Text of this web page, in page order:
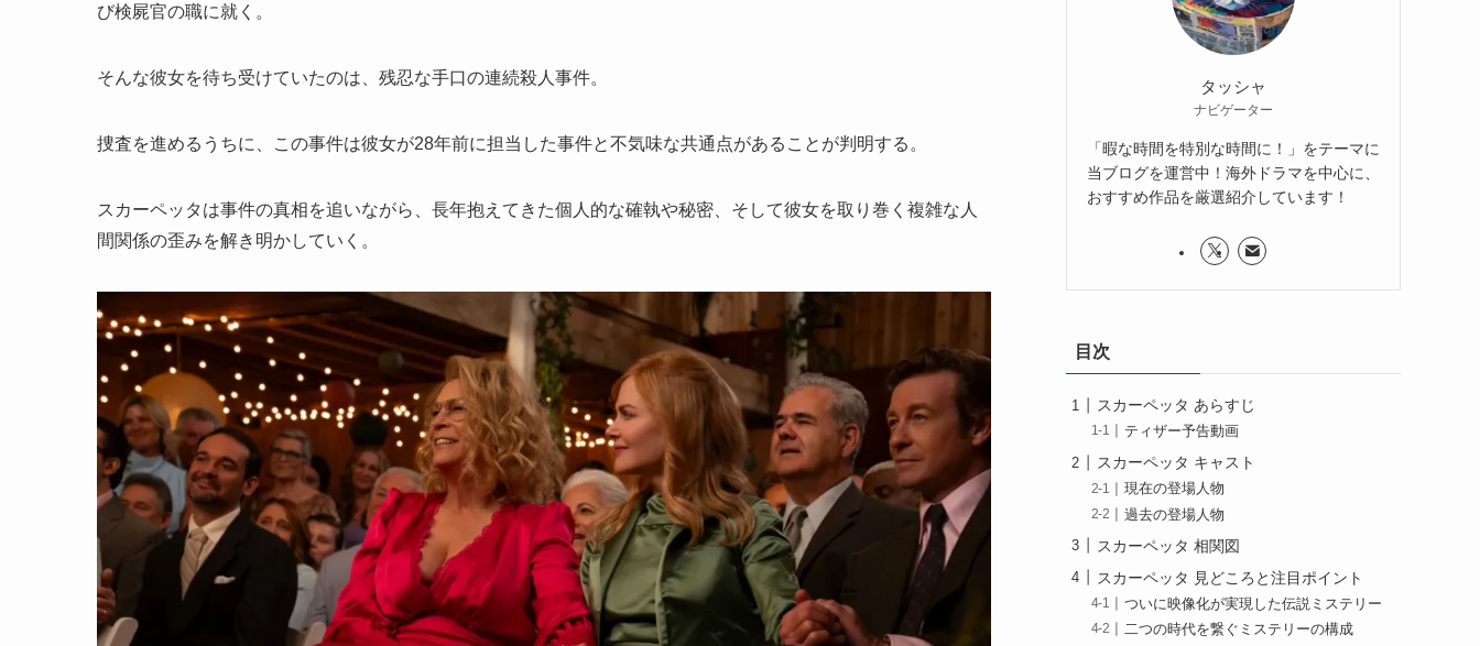
び検屍官の職に就く。
そんな彼女を待ち受けていたのは、残忍な手口の連続殺人事件。
捜査を進めるうちに、この事件は彼女が28年前に担当した事件と不気味な共通点があることが判明する。
スカーペッタは事件の真相を追いながら、長年抱えてきた個人的な確執や秘密、そして彼女を取り巻く複雑な人
間関係の歪みを解き明かしていく。
タッシャ
ナビゲーター
「暇な時間を特別な時間に！」をテーマに
当ブログを運営中！海外ドラマを中心に、
おすすめ作品を厳選紹介しています！
目次
スカーペッタ あらすじ
ティザー予告動画
スカーペッタ キャスト
現在の登場人物
過去の登場人物
スカーペッタ 相関図
スカーペッタ 見どころと注目ポイント
ついに映像化が実現した伝説ミステリー
二つの時代を繋ぐミステリーの構成